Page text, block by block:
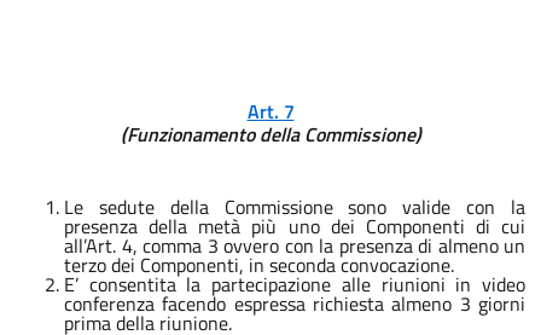
Art. 7
(Funzionamento della Commissione)
Le sedute della Commissione sono valide con la
presenza della metà più uno dei Componenti di cui
all’Art. 4, comma 3 ovvero con la presenza di almeno un
terzo dei Componenti, in seconda convocazione.
E’ consentita la partecipazione alle riunioni in video
conferenza facendo espressa richiesta almeno 3 giorni
prima della riunione.